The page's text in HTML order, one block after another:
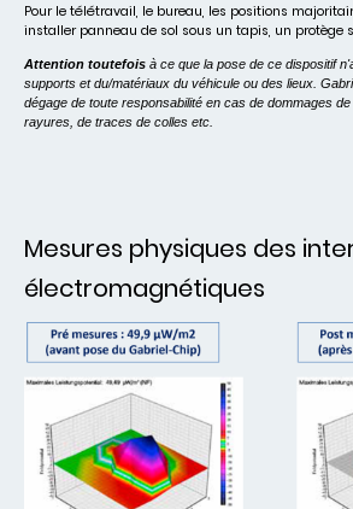
Pour le télétravail, le bureau, les positions
installer panneau de sol sous un tapis, un protège
Attention toutefois à ce que la pose de ce dispositif
supports et du/matériaux du véhicule ou des lieux.
dégage de toute responsabilité en cas de dommages
rayures, de traces de colles etc.
Mesures physiques des
électromagnétiques